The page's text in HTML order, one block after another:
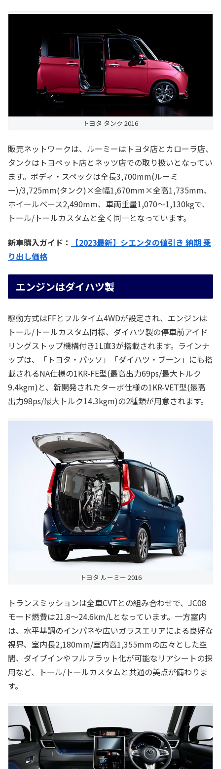
トヨタ タンク 2016
販売ネットワークは、ルーミーはトヨタ店とカローラ店、
タンクはトヨペット店とネッツ店での取り扱いとなってい
ます。ボディ・スペックは全長3,700mm(ルーミ
ー)/3,725mm(タンク)×全幅1,670mm×全高1,735mm、
ホイールベース2,490mm、車両重量1,070～1,130kgで、
トール/トールカスタムと全く同一となっています。
新車購入ガイド：
【2023最新】シエンタの値引き 納期 乗
り出し価格
エンジンはダイハツ製
駆動方式はFFとフルタイム4WDが設定され、エンジンは
トール/トールカスタム同様、ダイハツ製の停車前アイド
リングストップ機構付き1L直3が搭載されます。ラインナ
ップは、「トヨタ・パッソ」「ダイハツ・ブーン」にも搭
載されるNA仕様の1KR-FE型(最高出力69ps/最大トルク
9.4kgm)と、新開発されたターボ仕様の1KR-VET型(最高
出力98ps/最大トルク14.3kgm)の2種類が用意されます。
トヨタ ルーミー 2016
トランスミッションは全車CVTとの組み合わせで、JC08
モード燃費は21.8～24.6km/Lとなっています。一方室内
は、水平基調のインパネや広いガラスエリアによる良好な
視界、室内長2,180mm/室内高1,355mmの広々とした空
間、ダイブインやフルフラット化が可能なリアシートの採
用など、トール/トールカスタムと共通の美点が備わりま
す。